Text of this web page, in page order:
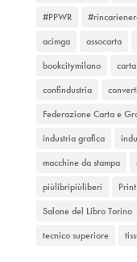
#PPWR
acimga
assocarta
bookcitymilano
carta
confindustria
Federazione Carta e
industria grafica
macchine da stampa
piùlibripiùliberi
Salone del Libro Torino
tecnico superiore